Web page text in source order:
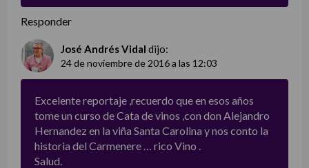
Responder
José Andrés Vidal dijo:
24 de noviembre de 2016 a las 12:03
Excelente reportaje ,recuerdo que en esos años
tome un curso de Cata de vinos ,con don Alejandro
Hernandez en la viña Santa Carolina y nos conto la
historia del Carmenere … rico Vino .
Salud.